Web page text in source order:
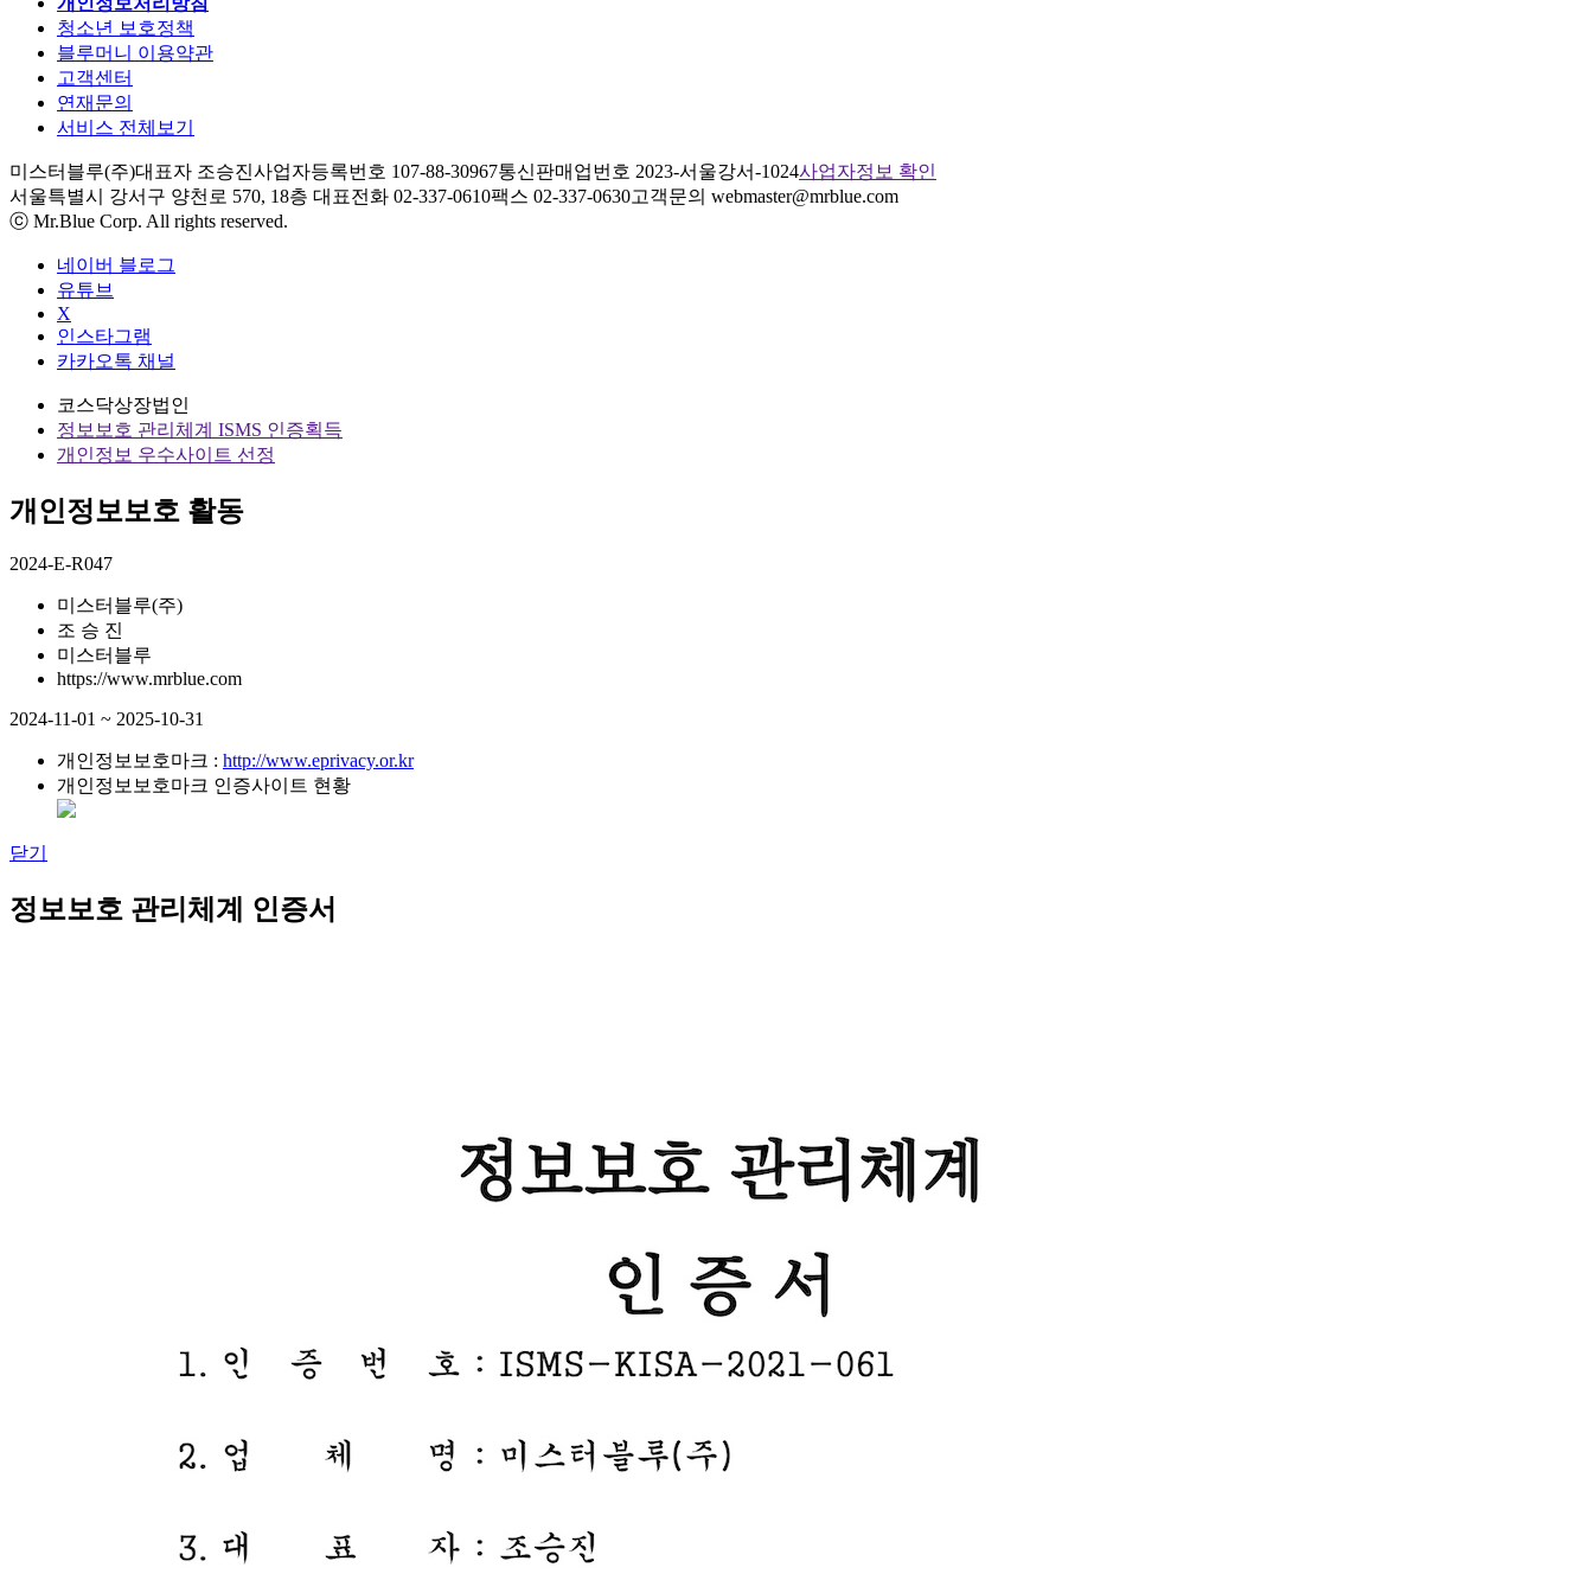
청소년 보호정책
블루머니 이용약관
고객센터
연재문의
서비스 전체보기
미스터블루(주)대표자 조승진사업자등록번호 107-88-30967통신판매업번호 2023-서울강서-1024사업자정보 확인
서울특별시 강서구 양천로 570, 18층 대표전화 02-337-0610팩스 02-337-0630고객문의 webmaster@mrblue.com
ⓒ Mr.Blue Corp. All rights reserved.
네이버 블로그
유튜브
X
인스타그램
카카오톡 채널
코스닥상장법인
정보보호 관리체계 ISMS 인증획득
개인정보 우수사이트 선정
개인정보보호 활동
2024-E-R047
미스터블루(주)
조 승 진
미스터블루
https://www.mrblue.com
2024-11-01 ~ 2025-10-31
개인정보보호마크 : http://www.eprivacy.or.kr
개인정보보호마크 인증사이트 현황
닫기
정보보호 관리체계 인증서